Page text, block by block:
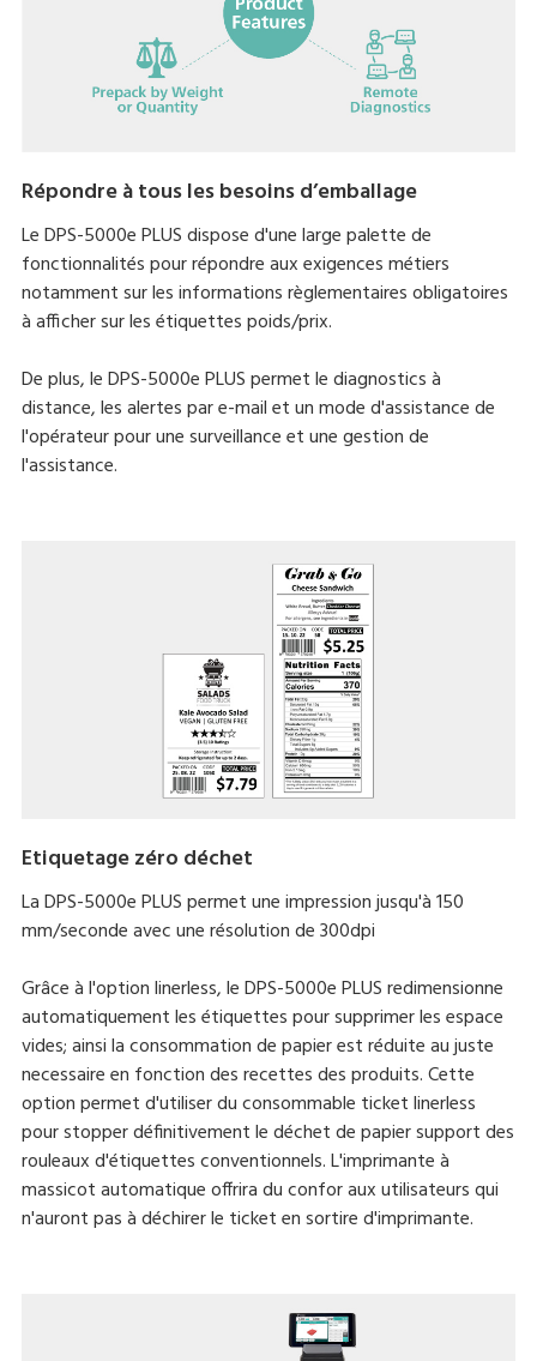
Répondre à tous les besoins d’emballage
Le DPS-5000e PLUS dispose d'une large palette de
fonctionnalités pour répondre aux exigences métiers
notamment sur les informations règlementaires obligatoires
à afficher sur les étiquettes poids/prix.
De plus, le DPS-5000e PLUS permet le diagnostics à
distance, les alertes par e-mail et un mode d'assistance de
l'opérateur pour une surveillance et une gestion de
l'assistance.
Etiquetage zéro déchet
La DPS-5000e PLUS permet une impression jusqu'à 150
mm/seconde avec une résolution de 300dpi
Grâce à l'option linerless, le DPS-5000e PLUS redimensionne
automatiquement les étiquettes pour supprimer les espace
vides; ainsi la consommation de papier est réduite au juste
necessaire en fonction des recettes des produits. Cette
option permet d'utiliser du consommable ticket linerless
pour stopper définitivement le déchet de papier support des
rouleaux d'étiquettes conventionnels. L'imprimante à
massicot automatique offrira du confor aux utilisateurs qui
n'auront pas à déchirer le ticket en sortire d'imprimante.